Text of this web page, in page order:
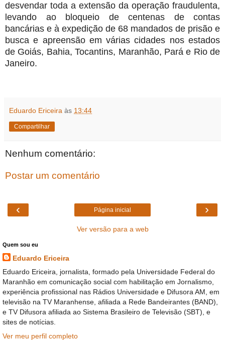
desvendar toda a extensão da operação fraudulenta,
levando ao bloqueio de centenas de contas
bancárias e à expedição de 68 mandados de prisão e
busca e apreensão em várias cidades nos estados
de Goiás, Bahia, Tocantins, Maranhão, Pará e Rio de
Janeiro.
Eduardo Ericeira às 13:44
Compartilhar
Nenhum comentário:
Postar um comentário
‹ ›
Página inicial
Ver versão para a web
Quem sou eu
Eduardo Ericeira
Eduardo Ericeira, jornalista, formado pela Universidade Federal do
Maranhão em comunicação social com habilitação em Jornalismo,
experiência profissional nas Rádios Universidade e Difusora AM, em
televisão na TV Maranhense, afiliada a Rede Bandeirantes (BAND),
e TV Difusora afiliada ao Sistema Brasileiro de Televisão (SBT), e
sites de notícias.
Ver meu perfil completo